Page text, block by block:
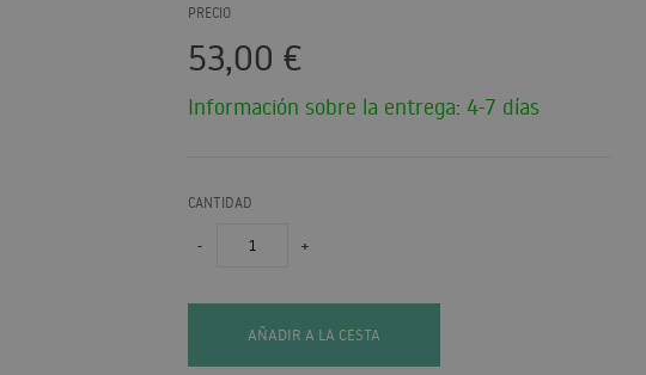
PRECIO
53,00 €
Información sobre la entrega: 4-7 días
CANTIDAD
- +
AÑADIR A LA CESTA